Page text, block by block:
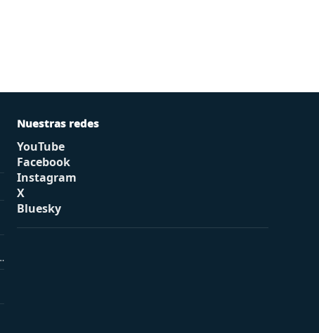
Nuestras redes
YouTube
Facebook
Instagram
X
Bluesky